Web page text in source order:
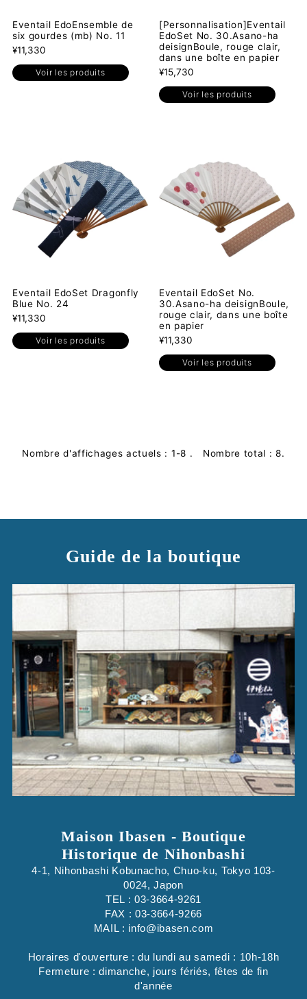
Eventail EdoEnsemble de
six gourdes (mb) No. 11
¥11,330
Voir les produits
[Personnalisation]Eventail
EdoSet No. 30.Asano-ha
deisignBoule, rouge clair,
dans une boîte en papier
¥15,730
Voir les produits
Eventail EdoSet Dragonfly
Blue No. 24
¥11,330
Voir les produits
Eventail EdoSet No.
30.Asano-ha deisignBoule,
rouge clair, dans une boîte
en papier
¥11,330
Voir les produits
Nombre d'affichages actuels : 1-8 . Nombre total : 8.
Guide de la boutique
Maison Ibasen - Boutique
Historique de Nihonbashi
4-1, Nihonbashi Kobunacho, Chuo-ku, Tokyo 103-
0024, Japon
TEL : 03-3664-9261
FAX : 03-3664-9266
MAIL : info@ibasen.com
Horaires d'ouverture : du lundi au samedi : 10h-18h
Fermeture : dimanche, jours fériés, fêtes de fin
d'année